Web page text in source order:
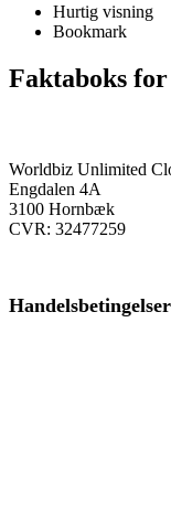
Hurtig visning
Bookmark
Faktaboks
Worldbiz Unlimited
Engdalen 4A
3100 Hornbæk
CVR: 32477259